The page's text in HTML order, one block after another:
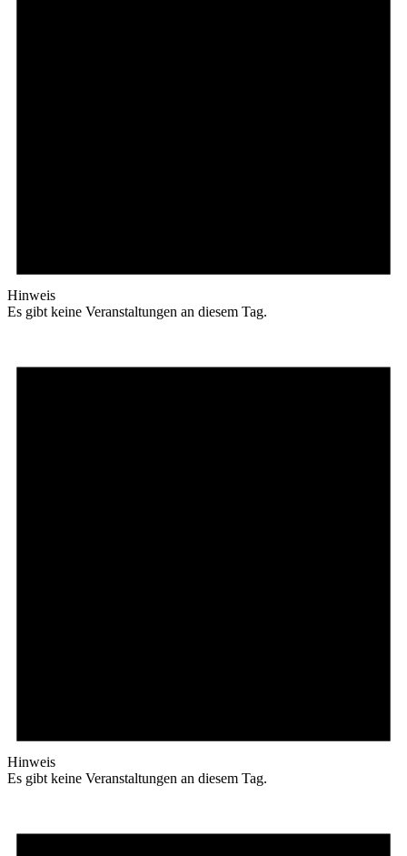
Hinweis
Es gibt keine Veranstaltungen an diesem Tag.
Hinweis
Es gibt keine Veranstaltungen an diesem Tag.